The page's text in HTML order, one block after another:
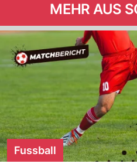
MEHR AUS
Fussball